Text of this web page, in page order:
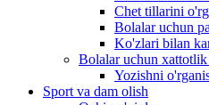
Chet tillarini
Bolalar uchun
Ko'zlari bilan
Bolalar uchun xattotlik
Yozishni
Sport va dam olish